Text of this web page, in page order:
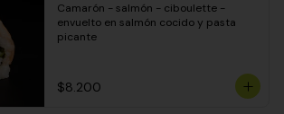
Camarón - salmón - ciboulette -
envuelto en salmón cocido y pasta
picante
$8.200